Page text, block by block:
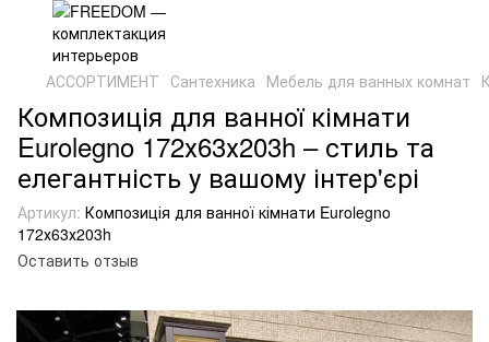
АССОРТИМЕНТ Сантехника Мебель для ванных комнат
Композиція для ванної кімнати
Eurolegno 172х63х203h – стиль та
елегантність у вашому інтер'єрі
Артикул: Композиція для ванної кімнати Eurolegno
172х63х203h
Оставить отзыв